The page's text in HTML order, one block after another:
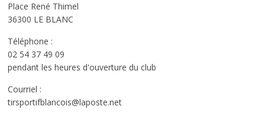
Place René Thimel
36300 LE BLANC
Téléphone :
02 54 37 49 09
pendant les heures d'ouverture du club
Courriel :
tirsportifblancois@laposte.net